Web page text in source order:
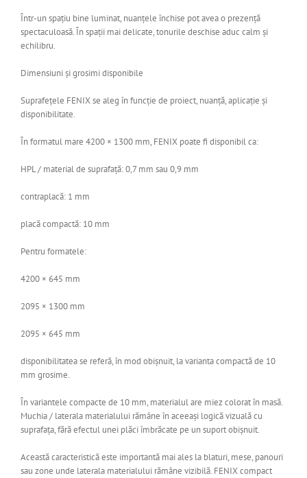
Într-un spațiu bine luminat, nuanțele închise pot avea o prezență
spectaculoasă. În spații mai delicate, tonurile deschise aduc calm și
echilibru.
Dimensiuni și grosimi disponibile
Suprafețele FENIX se aleg în funcție de proiect, nuanță, aplicație și
disponibilitate.
În formatul mare 4200 × 1300 mm, FENIX poate fi disponibil ca:
HPL / material de suprafață: 0,7 mm sau 0,9 mm
contraplacă: 1 mm
placă compactă: 10 mm
Pentru formatele:
4200 × 645 mm
2095 × 1300 mm
2095 × 645 mm
disponibilitatea se referă, în mod obișnuit, la varianta compactă de 10
mm grosime.
În variantele compacte de 10 mm, materialul are miez colorat în masă.
Muchia / laterala materialului rămâne în aceeași logică vizuală cu
suprafața, fără efectul unei plăci îmbrăcate pe un suport obișnuit.
Această caracteristică este importantă mai ales la blaturi, mese, panouri
sau zone unde laterala materialului rămâne vizibilă. FENIX compact